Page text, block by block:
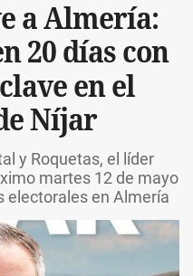
a Almería:
20 días con
en el
Níjar
y Roquetas, el líder
martes 12 de mayo
electorales en Almería